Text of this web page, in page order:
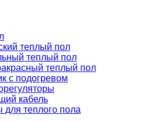
теплый пол
теплый пол
теплый пол
с подогревом
кабель
для теплого пола